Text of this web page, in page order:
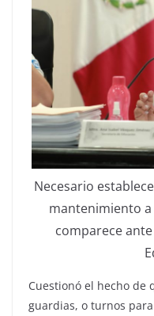
Necesario
mantenimiento a
comparece
Cuestionó el hecho de
guardias, o turnos